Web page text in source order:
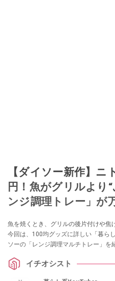
【ダイソー新作】
円！魚がグリルより
ンジ調理トレー」が
魚を焼くとき、グリルの後片付けや焦
今回は、100均グッズに詳しい「暮ら
ソーの「レンジ調理マルチトレー」を
イチオシスト